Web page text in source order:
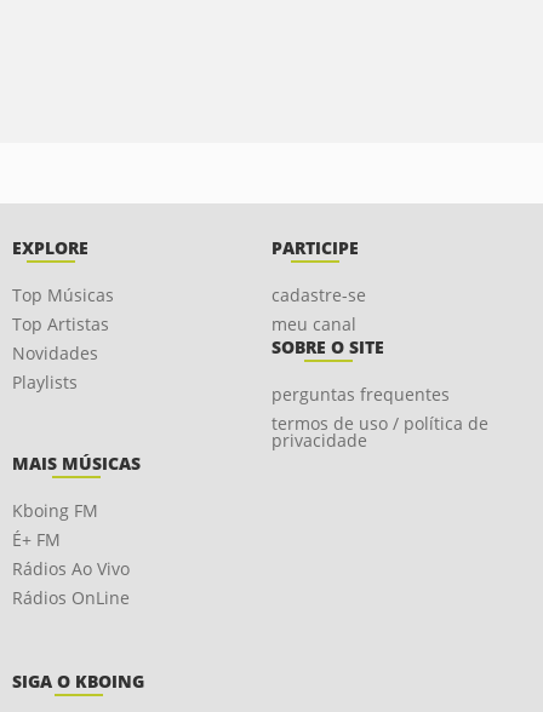
EXPLORE
Top Músicas
Top Artistas
Novidades
Playlists
PARTICIPE
cadastre-se
meu canal
SOBRE O SITE
perguntas frequentes
termos de uso / política de
privacidade
MAIS MÚSICAS
Kboing FM
É+ FM
Rádios Ao Vivo
Rádios OnLine
SIGA O KBOING